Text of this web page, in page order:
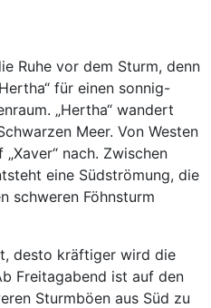
Ruhe vor dem Sturm, denn
für einen sonnig-
„Hertha“ wandert
Meer. Von Westen
nach. Zwischen
eine Südströmung, die
schweren Föhnsturm
desto kräftiger wird die
Freitagabend ist auf den
Sturmböen aus Süd zu